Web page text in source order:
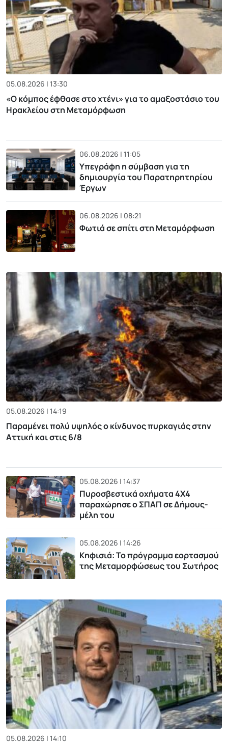
05.08.2026 | 13:30
«Ο κόμπος έφθασε στο χτένι» για το αμαξοστάσιο του
Ηρακλείου στη Μεταμόρφωση
06.08.2026 | 11:05
Υπεγράφη η σύμβαση για τη
δημιουργία του Παρατηρητηρίου
Έργων
06.08.2026 | 08:21
Φωτιά σε σπίτι στη Μεταμόρφωση
05.08.2026 | 14:19
Παραμένει πολύ υψηλός ο κίνδυνος πυρκαγιάς στην
Αττική και στις 6/8
05.08.2026 | 14:37
Πυροσβεστικά οχήματα 4Χ4
παραχώρησε ο ΣΠΑΠ σε Δήμους-
μέλη του
05.08.2026 | 14:26
Κηφισιά: Το πρόγραμμα εορτασμού
της Μεταμορφώσεως του Σωτήρος
05.08.2026 | 14:10